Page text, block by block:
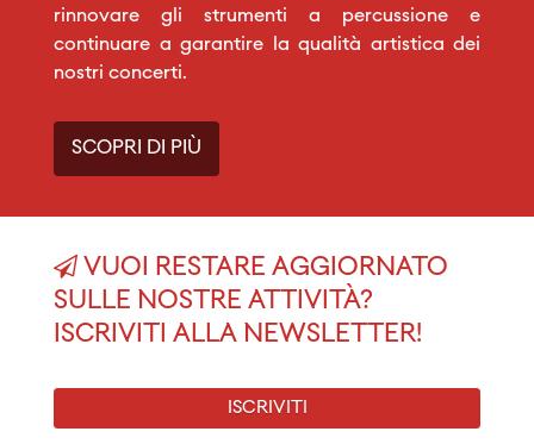
rinnovare gli strumenti a percussione e
continuare a garantire la qualità artistica dei
nostri concerti.
SCOPRI DI PIÙ
VUOI RESTARE AGGIORNATO
SULLE NOSTRE ATTIVITÀ?
ISCRIVITI ALLA NEWSLETTER!
ISCRIVITI